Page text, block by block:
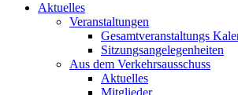
Aktuelles
Veranstaltungen
Gesamtveranstaltungs
Sitzungsangelegenheiten
Aus dem Verkehrsausschuss
Aktuelles
Mitglieder